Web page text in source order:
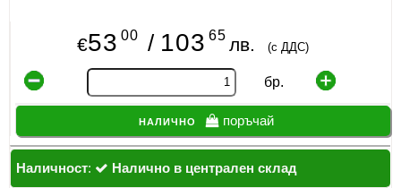
€53 00 / 103 65 лв. (с ДДС)
бр.
налично поръчай
Наличност: Налично в централен склад